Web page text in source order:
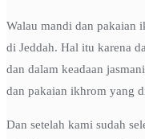
Walau mandi dan pakaian
di Jeddah. Hal itu karena
dan dalam keadaan
dan pakaian ikhrom yang
Dan setelah kami sudah